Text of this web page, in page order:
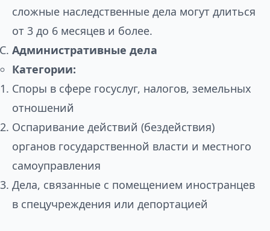
сложные наследственные дела могут длиться
от 3 до 6 месяцев и более.
Административные дела
Категории:
Споры в сфере госуслуг, налогов, земельных
отношений
Оспаривание действий (бездействия)
органов государственной власти и местного
самоуправления
Дела, связанные с помещением иностранцев
в спецучреждения или депортацией